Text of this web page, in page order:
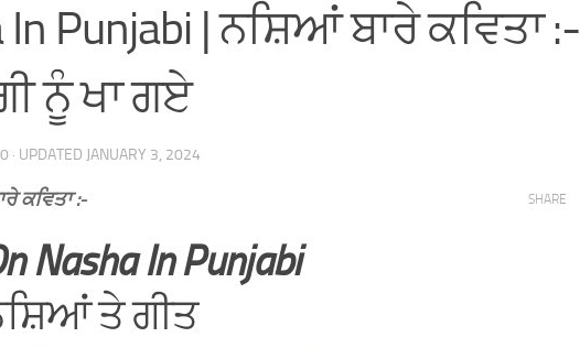
In Punjabi | ਨਸ਼ਿਆਂ ਬਾਰੇ ਕਵਿਤਾ :-
ਨੂੰ ਖਾ ਗਏ
· UPDATED JANUARY 3, 2024
ਕਵਿਤਾ :-
Nasha In Punjabi
ਤੇ ਗੀਤ
SHARE